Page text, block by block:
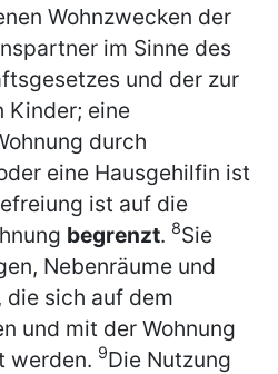
Wohnzwecken der
im Sinne des
und der zur
Kinder; eine
durch
eine Hausgehilfin ist
ist auf die
begrenzt. 8Sie
Nebenräume und
die sich auf dem
und mit der Wohnung
werden. 9Die Nutzung